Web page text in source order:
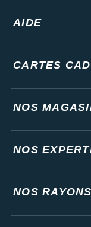
AIDE
CARTES
NOS
NOS
NOS RAYONS